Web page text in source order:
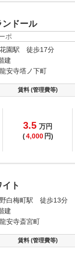
ンドール
ポ
花園駅 徒歩17分
建
安寺塔ノ下町
賃料 (管理費等)
3.5 万円
(4,000 円)
ト
白梅町駅 徒歩13分
建
安寺斎宮町
賃料 (管理費等)